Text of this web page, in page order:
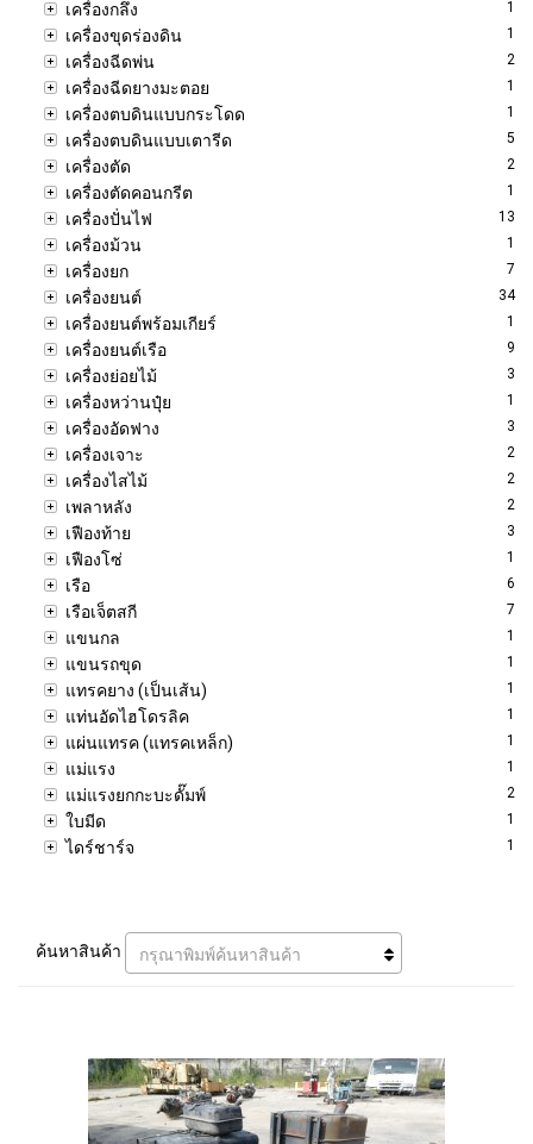
เครื่องกลึง 1
เครื่องขุดร่องดิน 1
เครื่องฉีดพ่น 2
เครื่องฉีดยางมะตอย 1
เครื่องตบดินแบบกระโดด 1
เครื่องตบดินแบบเตารีด 5
เครื่องตัด 2
เครื่องตัดคอนกรีต 1
เครื่องปั่นไฟ 13
เครื่องม้วน 1
เครื่องยก 7
เครื่องยนต์ 34
เครื่องยนต์พร้อมเกียร์ 1
เครื่องยนต์เรือ 9
เครื่องย่อยไม้ 3
เครื่องหว่านปุ๋ย 1
เครื่องอัดฟาง 3
เครื่องเจาะ 2
เครื่องไสไม้ 2
เพลาหลัง 2
เฟืองท้าย 3
เฟืองโซ่ 1
เรือ 6
เรือเจ็ตสกี 7
แขนกล 1
แขนรถขุด 1
แทรคยาง (เป็นเส้น) 1
แท่นอัดไฮโดรลิค 1
แผ่นแทรค (แทรคเหล็ก) 1
แม่แรง 1
แม่แรงยกกะบะดั๊มพ์ 2
ใบมีด 1
ไดร์ชาร์จ 1
ค้นหาสินค้า กรุณาพิมพ์ค้นหาสินค้า